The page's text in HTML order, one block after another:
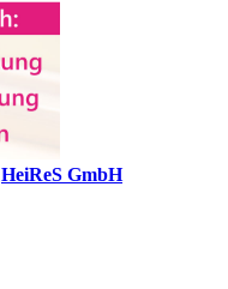
HeiReS GmbH